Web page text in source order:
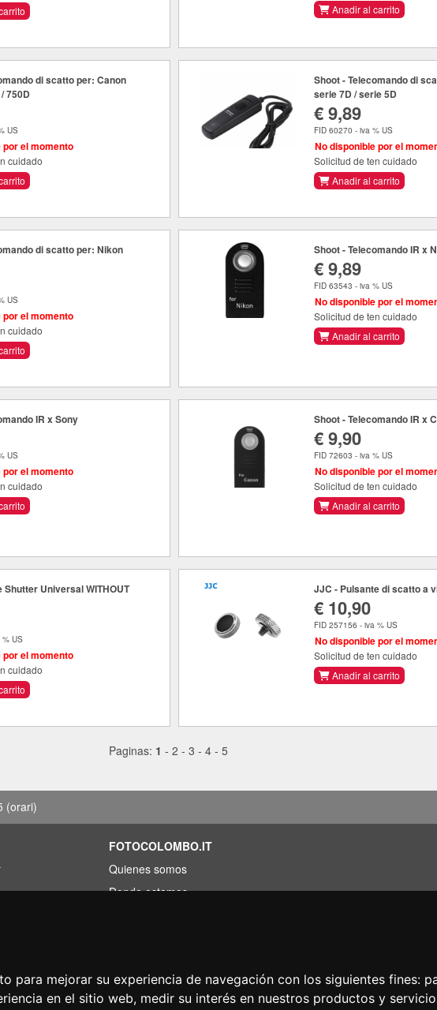
para mejorar su experiencia de navegación con los siguientes fines:
en el sitio web, medir su interés en nuestros productos y
Anadir al carrito
di scatto per: Canon
750D
US
por el momento
cuidado
Shoot - Telecomando di
serie 7D / serie 5D
€ 9,89
FID 60270 - iva % US
No disponible por el
Solicitud de ten cuidado
Anadir al carrito
di scatto per: Nikon
US
por el momento
cuidado
Shoot - Telecomando IR x
€ 9,89
FID 63543 - iva % US
No disponible por el
Solicitud de ten cuidado
Anadir al carrito
IR x Sony
US
por el momento
cuidado
Shoot - Telecomando IR x
€ 9,90
FID 72603 - iva % US
No disponible por el
Solicitud de ten cuidado
Anadir al carrito
Shutter Universal WITHOUT
% US
por el momento
cuidado
JJC - Pulsante di scatto a
€ 10,90
FID 257156 - iva % US
No disponible por el
Solicitud de ten cuidado
Anadir al carrito
Paginas: 1 - 2 - 3 - 4 - 5
(orari)
FOTOCOLOMBO.IT
Quienes somos
Donde estamos